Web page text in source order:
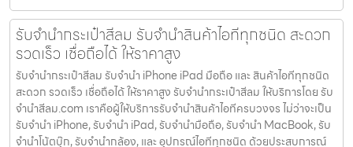
รับจำนำกระเป๋าสีลม รับจำนำสินค้าไอทีทุกชนิด สะดวก
รวดเร็ว เชื่อถือได้ ให้ราคาสูง
รับจำนำกระเป๋าสีลม รับจำนำ iPhone iPad มือถือ และ สินค้าไอทีทุกชนิด
สะดวก รวดเร็ว เชื่อถือได้ ให้ราคาสูง รับจำนำกระเป๋าสีลม ให้บริการโดย รับ
จํานําสีลม.com เราคือผู้ให้บริการรับจำนำสินค้าไอทีครบวงจร ไม่ว่าจะเป็น
รับจำนำ iPhone, รับจำนำ iPad, รับจำนำมือถือ, รับจำนำ MacBook, รับ
จำนำโน้ตบุ๊ก, รับจำนำกล้อง, และ อุปกรณ์ไอทีทุกชนิด ด้วยประสบการณ์